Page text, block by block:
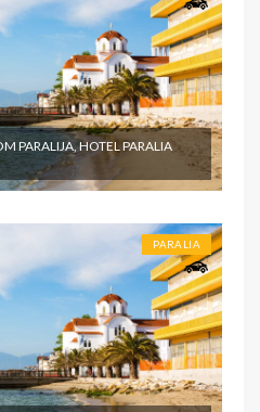
PARALIJA, HOTEL PARALIA
PARALIA